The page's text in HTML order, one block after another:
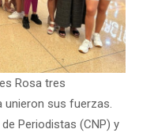
Rosa tres
unieron sus fuerzas.
Periodistas (CNP) y